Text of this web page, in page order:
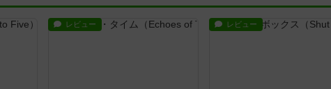
レビュー レビュー